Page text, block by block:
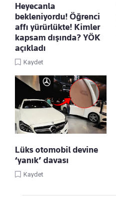
Heyecanla
bekleniyordu! Öğrenci
affı yürürlükte! Kimler
kapsam dışında? YÖK
açıkladı
Kaydet
Lüks otomobil devine
‘yanık’ davası
Kaydet